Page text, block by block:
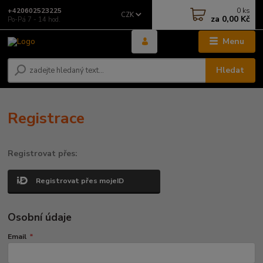
Menu
CZK
Hledat
+420602523225
Po-Pá 7 - 14 hod.
0 ks
za 0,00 Kč
Registrace
Registrovat přes:
Registrovat přes mojeID
Osobní údaje
Email *